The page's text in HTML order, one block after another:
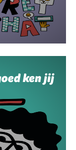
ken jij